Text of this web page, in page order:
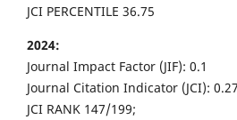
JCI PERCENTILE 36.75
2024:
Journal Impact Factor (JIF): 0.1
Journal Citation Indicator (JCI): 0.27
JCI RANK 147/199;